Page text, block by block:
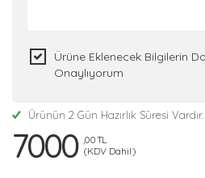
Ürüne Eklenecek Bilgilerin
Onaylıyorum
Ürünün 2 Gün Hazırlık Süresi Vardır.
7000 ,00 TL
(KDV Dahil)